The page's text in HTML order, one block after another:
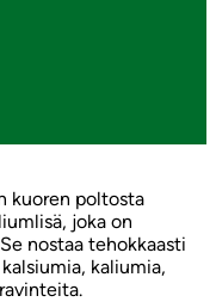
kuoren poltosta
joka on
nostaa tehokkaasti
kaliumia,